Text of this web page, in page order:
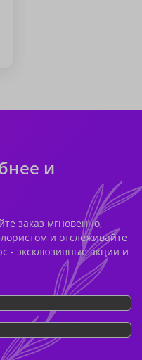
и
заказ мгновенно,
и отслеживайте
- эксклюзивные акции и